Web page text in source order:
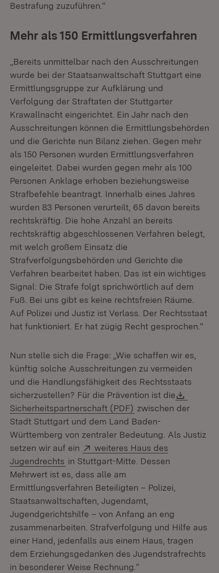
Bestrafung zuzuführen.“
Mehr als 150 Ermittlungsverfahren
„Bereits unmittelbar nach den Ausschreitungen
wurde bei der Staatsanwaltschaft Stuttgart eine
Ermittlungsgruppe zur Aufklärung und
Verfolgung der Straftaten der Stuttgarter
Krawallnacht eingerichtet. Ein Jahr nach den
Ausschreitungen können die Ermittlungsbehörden
und die Gerichte nun Bilanz ziehen. Gegen mehr
als 150 Personen wurden Ermittlungsverfahren
eingeleitet. Dabei wurden gegen mehr als 100
Personen Anklage erhoben beziehungsweise
Strafbefehle beantragt. Innerhalb eines Jahres
wurden 83 Personen verurteilt, 65 davon bereits
rechtskräftig. Die hohe Anzahl an bereits
rechtskräftig abgeschlossenen Verfahren belegt,
mit welch großem Einsatz die
Strafverfolgungsbehörden und Gerichte die
Verfahren bearbeitet haben. Das ist ein wichtiges
Signal: Die Strafe folgt sprichwörtlich auf dem
Fuß. Bei uns gibt es keine rechtsfreien Räume.
Auf Polizei und Justiz ist Verlass. Der Rechtsstaat
hat funktioniert. Er hat zügig Recht gesprochen.“
Nun stelle sich die Frage: „Wie schaffen wir es,
künftig solche Ausschreitungen zu vermeiden
und die Handlungsfähigkeit des Rechtsstaats
sicherzustellen? Für die Prävention ist die
Sicherheitspartnerschaft (PDF) (Öffnet in neuem
zwischen der
Stadt Stuttgart und dem Land Baden-
Württemberg von zentraler Bedeutung. Als Justiz
setzen wir auf ein
Extern:
weiteres Haus des
Jugendrechts (Öffnet in neuem Fenster)
in Stuttgart-Mitte. Dessen
Mehrwert ist es, dass alle am
Ermittlungsverfahren Beteiligten – Polizei,
Staatsanwaltschaften, Jugendamt,
Jugendgerichtshilfe – von Anfang an eng
zusammenarbeiten. Strafverfolgung und Hilfe aus
einer Hand, jedenfalls aus einem Haus, tragen
dem Erziehungsgedanken des Jugendstrafrechts
in besonderer Weise Rechnung.“